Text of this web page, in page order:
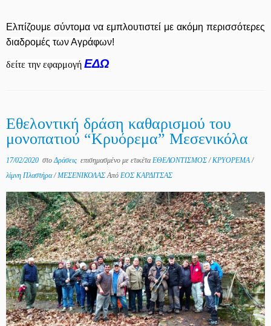
Ελπίζουμε σύντομα να εμπλουτιστεί με ακόμη περισσότερες
διαδρομές των Αγράφων!
δείτε την εφαρμογή ΕΔΩ
Εθελοντική δράση καθαρισμού του
μονοπατιού “Κρυόρεμα” Μεσενικόλα
17/02/2020 στοΔράσεις επισημασμένο με ετικέταΕΘΕΛΟΝΤΙΣΜΟΣ/ΚΡΥΟΡΕΜΑ/
λίμνη Πλαστήρα/ΜΕΣΕΝΙΚΟΛΑΣΑπό ΕΟΣ ΚΑΡΔΙΤΣΑΣ